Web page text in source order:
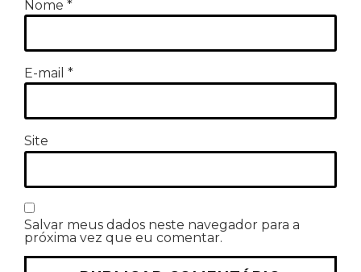
Nome *
E-mail *
Site
Salvar meus dados neste navegador para a
próxima vez que eu comentar.